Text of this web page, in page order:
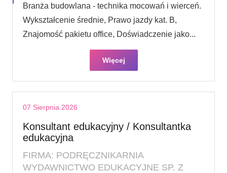
Branża budowlana - technika mocowań i wierceń.
Wykształcenie średnie, Prawo jazdy kat. B,
Znajomość pakietu office, Doświadczenie jako...
Więcej
07 Sierpnia 2026
Konsultant edukacyjny / Konsultantka
edukacyjna
FIRMA: PODRĘCZNIKARNIA
WYDAWNICTWO EDUKACYJNE SP. Z